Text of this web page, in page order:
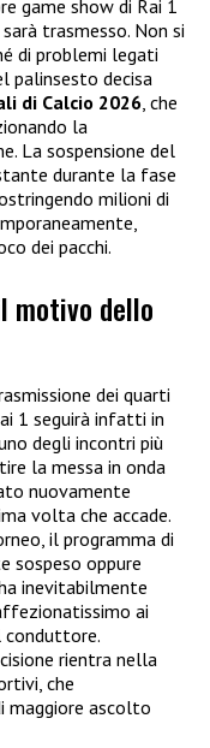
game show di Rai 1
trasmesso. Non si
di problemi legati
palinsesto decisa
di Calcio 2026, che
la
La sospensione del
durante la fase
milioni di
dei pacchi.
motivo dello
dei quarti
1 seguirà infatti in
uno degli incontri più
la messa in onda
nuovamente
volta che accade.
il programma di
sospeso oppure
inevitabilmente
ai
conduttore.
rientra nella
che
maggiore ascolto